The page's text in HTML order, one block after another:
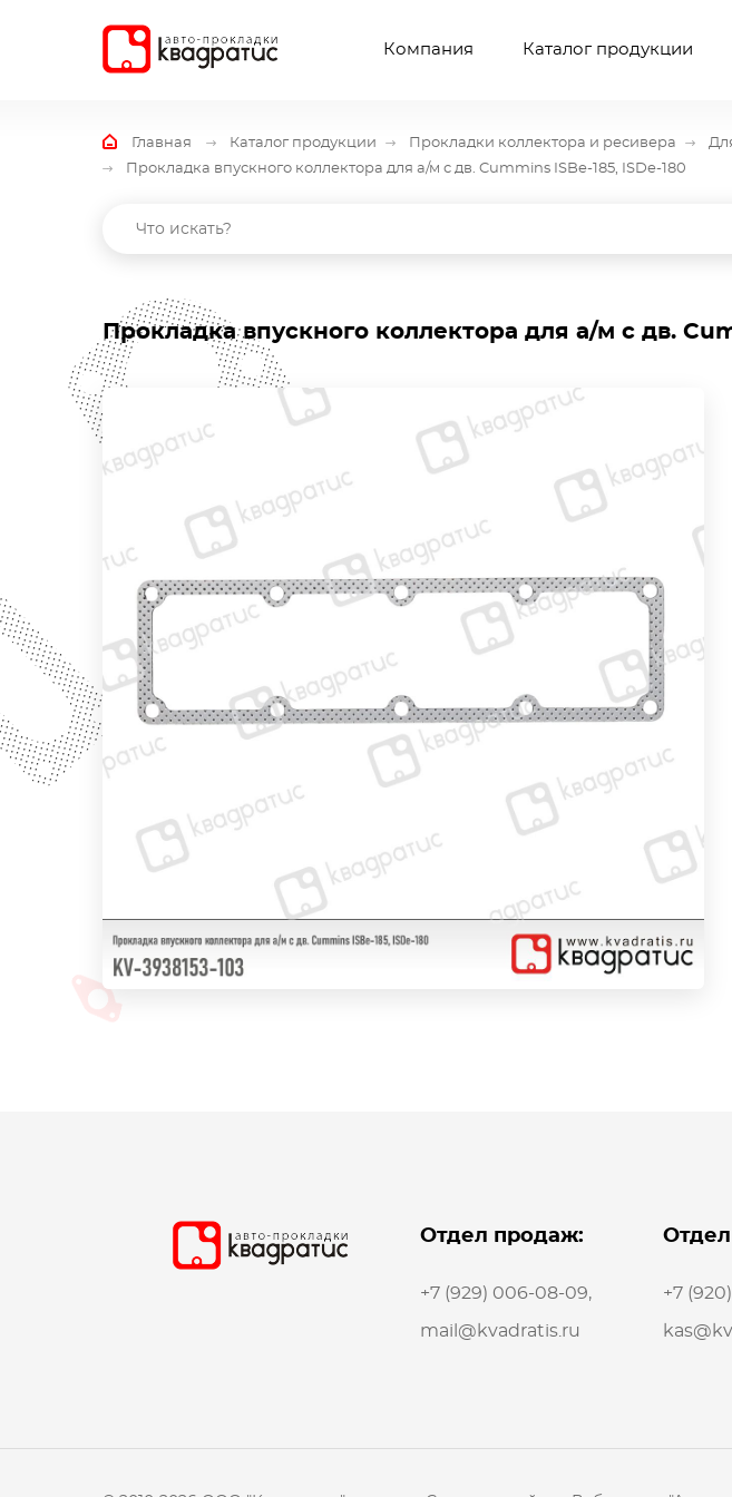
Компания Каталог продукции
Главная Каталог продукции Прокладки коллектора и ресивера
Прокладка впускного коллектора для а/м с дв. Cummins ISBe-185, ISDe-180
Прокладка впускного коллектора для а/м с дв.
Отдел продаж:
+7 (929) 006-08-09,
mail@kvadratis.ru
Отдел
+7